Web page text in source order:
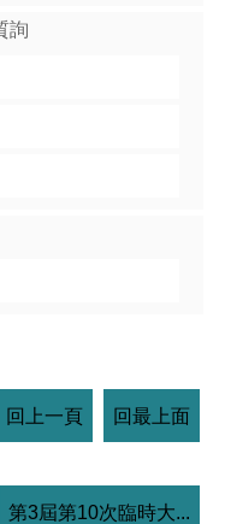
詢
回上一頁 回最上面
第3屆第10次臨時大...